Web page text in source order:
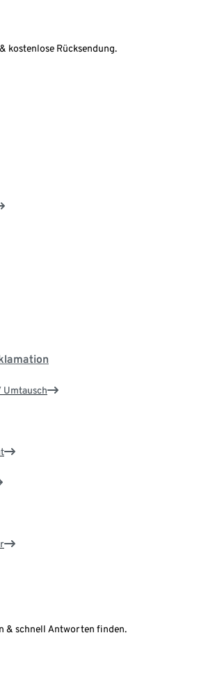
kostenlose Rücksendung.
Umtausch
& schnell Antworten finden.